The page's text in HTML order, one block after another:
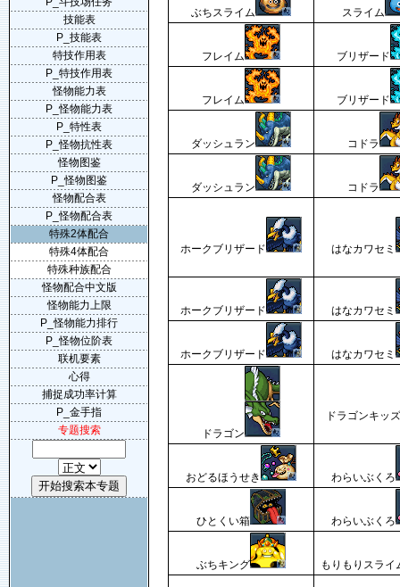
ぶちスライム スライム
フレイム ブリザード
フレイム ブリザード
ダッシュラン コドラ
ダッシュラン コドラ
ホークブリザード はなカワセミ
ホークブリザード はなカワセミ
ホークブリザード はなカワセミ
ドラゴン
ドラゴンキッズ
おどるほうせき わらいぶくろ
ひとくい箱 わらいぶくろ
ぶちキング もりもりスライ
技能表
P_技能表
特技作用表
P_特技作用表
怪物能力表
P_怪物能力表
P_特性表
P_怪物抗性表
怪物图鉴
P_怪物图鉴
怪物配合表
P_怪物配合表
特殊2体配合
特殊4体配合
特殊种族配合
怪物配合中文版
怪物能力上限
P_怪物能力排行
P_怪物位阶表
联机要素
心得
捕捉成功率计算
P_金手指
专题搜索